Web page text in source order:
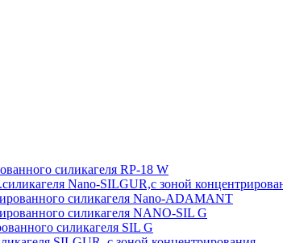
силикагеля RP-18 W
Nano-SILGUR,с зоной
силикагеля Nano-ADAMANT
силикагеля NANO-SIL G
силикагеля SIL G